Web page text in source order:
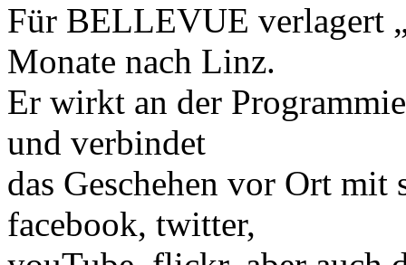
Für BELLEVUE verlagert
Monate nach Linz.
Er wirkt an der
und verbindet
das Geschehen vor Ort
facebook, twitter,